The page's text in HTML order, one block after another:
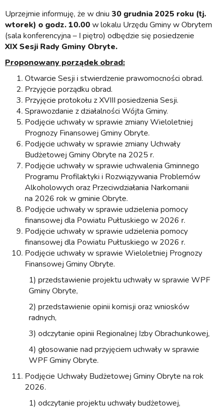
Uprzejmie informuję, że w dniu 30 grudnia 2025 roku (tj.
wtorek) o godz. 10.00w lokalu Urzędu Gminy w Obrytem
(sala konferencyjna – I piętro) odbędzie się posiedzenie
XIX Sesji Rady Gminy Obryte.
Proponowany porządek obrad:
Otwarcie Sesji i stwierdzenie prawomocności obrad.
Przyjęcie porządku obrad.
Przyjęcie protokołu z XVIII posiedzenia Sesji.
Sprawozdanie z działalności Wójta Gminy.
Podjęcie uchwały w sprawie zmiany Wieloletniej
Prognozy Finansowej Gminy Obryte.
Podjęcie uchwały w sprawie zmiany Uchwały
Budżetowej Gminy Obryte na 2025 r.
Podjęcie uchwały w sprawie uchwalenia Gminnego
Programu Profilaktyki i Rozwiązywania Problemów
Alkoholowych oraz Przeciwdziałania Narkomanii
na 2026 rok w gminie Obryte.
Podjęcie uchwały w sprawie udzielenia pomocy
finansowej dla Powiatu Pułtuskiego w 2026 r.
Podjęcie uchwały w sprawie udzielenia pomocy
finansowej dla Powiatu Pułtuskiego w 2026 r.
Podjęcie uchwały w sprawie Wieloletniej Prognozy
Finansowej Gminy Obryte.
1) przedstawienie projektu uchwały w sprawie WPF
Gminy Obryte,
2) przedstawienie opinii komisji oraz wniosków
radnych,
3) odczytanie opinii Regionalnej Izby Obrachunkowej,
4) głosowanie nad przyjęciem uchwały w sprawie
WPF Gminy Obryte.
Podjęcie Uchwały Budżetowej Gminy Obryte na rok
2026.
1) odczytanie projektu uchwały budżetowej,